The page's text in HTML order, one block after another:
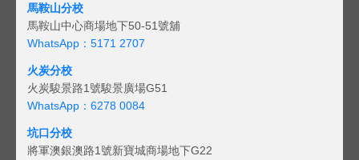
馬鞍山分校
馬鞍山中心商場地下50-51號舖
WhatsApp：5171 2707
火炭分校
火炭駿景路1號駿景廣場G51
WhatsApp：6278 0084
坑口分校
將軍澳銀澳路1號新寶城商場地下G22